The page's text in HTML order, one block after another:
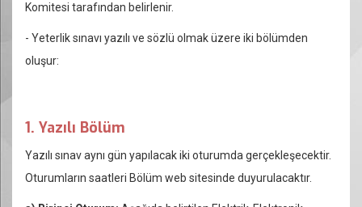
Komitesi tarafından belirlenir.
- Yeterlik sınavı yazılı ve sözlü olmak üzere iki bölümden
oluşur:
1. Yazılı Bölüm
Yazılı sınav aynı gün yapılacak iki oturumda gerçekleşecektir.
Oturumların saatleri Bölüm web sitesinde duyurulacaktır.